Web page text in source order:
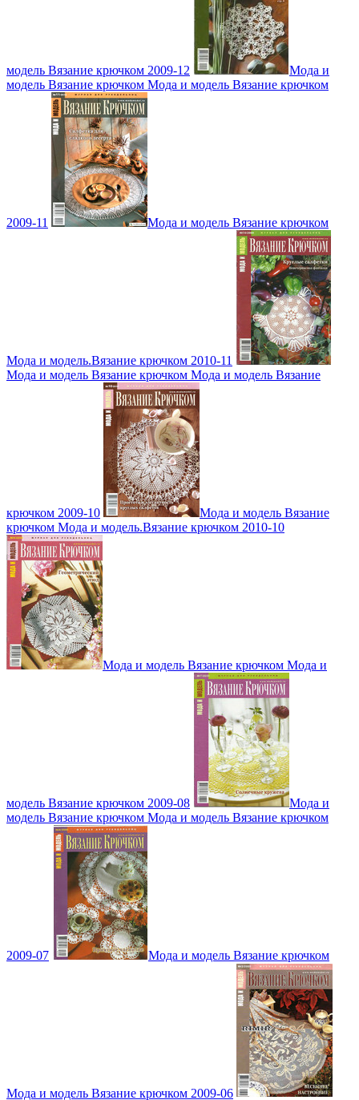
модель Вязание крючком 2009-12
Мода и
модель Вязание крючком Мода и модель Вязание крючком
2009-11 Мода и модель Вязание крючком
Мода и модель.Вязание крючком 2010-11
Мода и модель Вязание крючком Мода и модель Вязание
крючком 2009-10
Мода и модель Вязание
крючком Мода и модель.Вязание крючком 2010-10
Мода и модель Вязание крючком Мода и
модель Вязание крючком 2009-08
Мода и
модель Вязание крючком Мода и модель Вязание крючком
2009-07 Мода и модель Вязание крючком
Мода и модель Вязание крючком 2009-06